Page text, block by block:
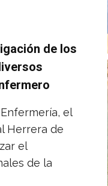
de los
el
Herrera de
el
de la